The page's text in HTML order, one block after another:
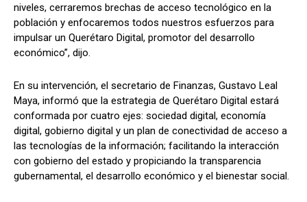
niveles, cerraremos brechas de acceso tecnológico en la
población y enfocaremos todos nuestros esfuerzos para
impulsar un Querétaro Digital, promotor del desarrollo
económico”, dijo.
En su intervención, el secretario de Finanzas, Gustavo Leal
Maya, informó que la estrategia de Querétaro Digital estará
conformada por cuatro ejes: sociedad digital, economía
digital, gobierno digital y un plan de conectividad de acceso a
las tecnologías de la información; facilitando la interacción
con gobierno del estado y propiciando la transparencia
gubernamental, el desarrollo económico y el bienestar social.